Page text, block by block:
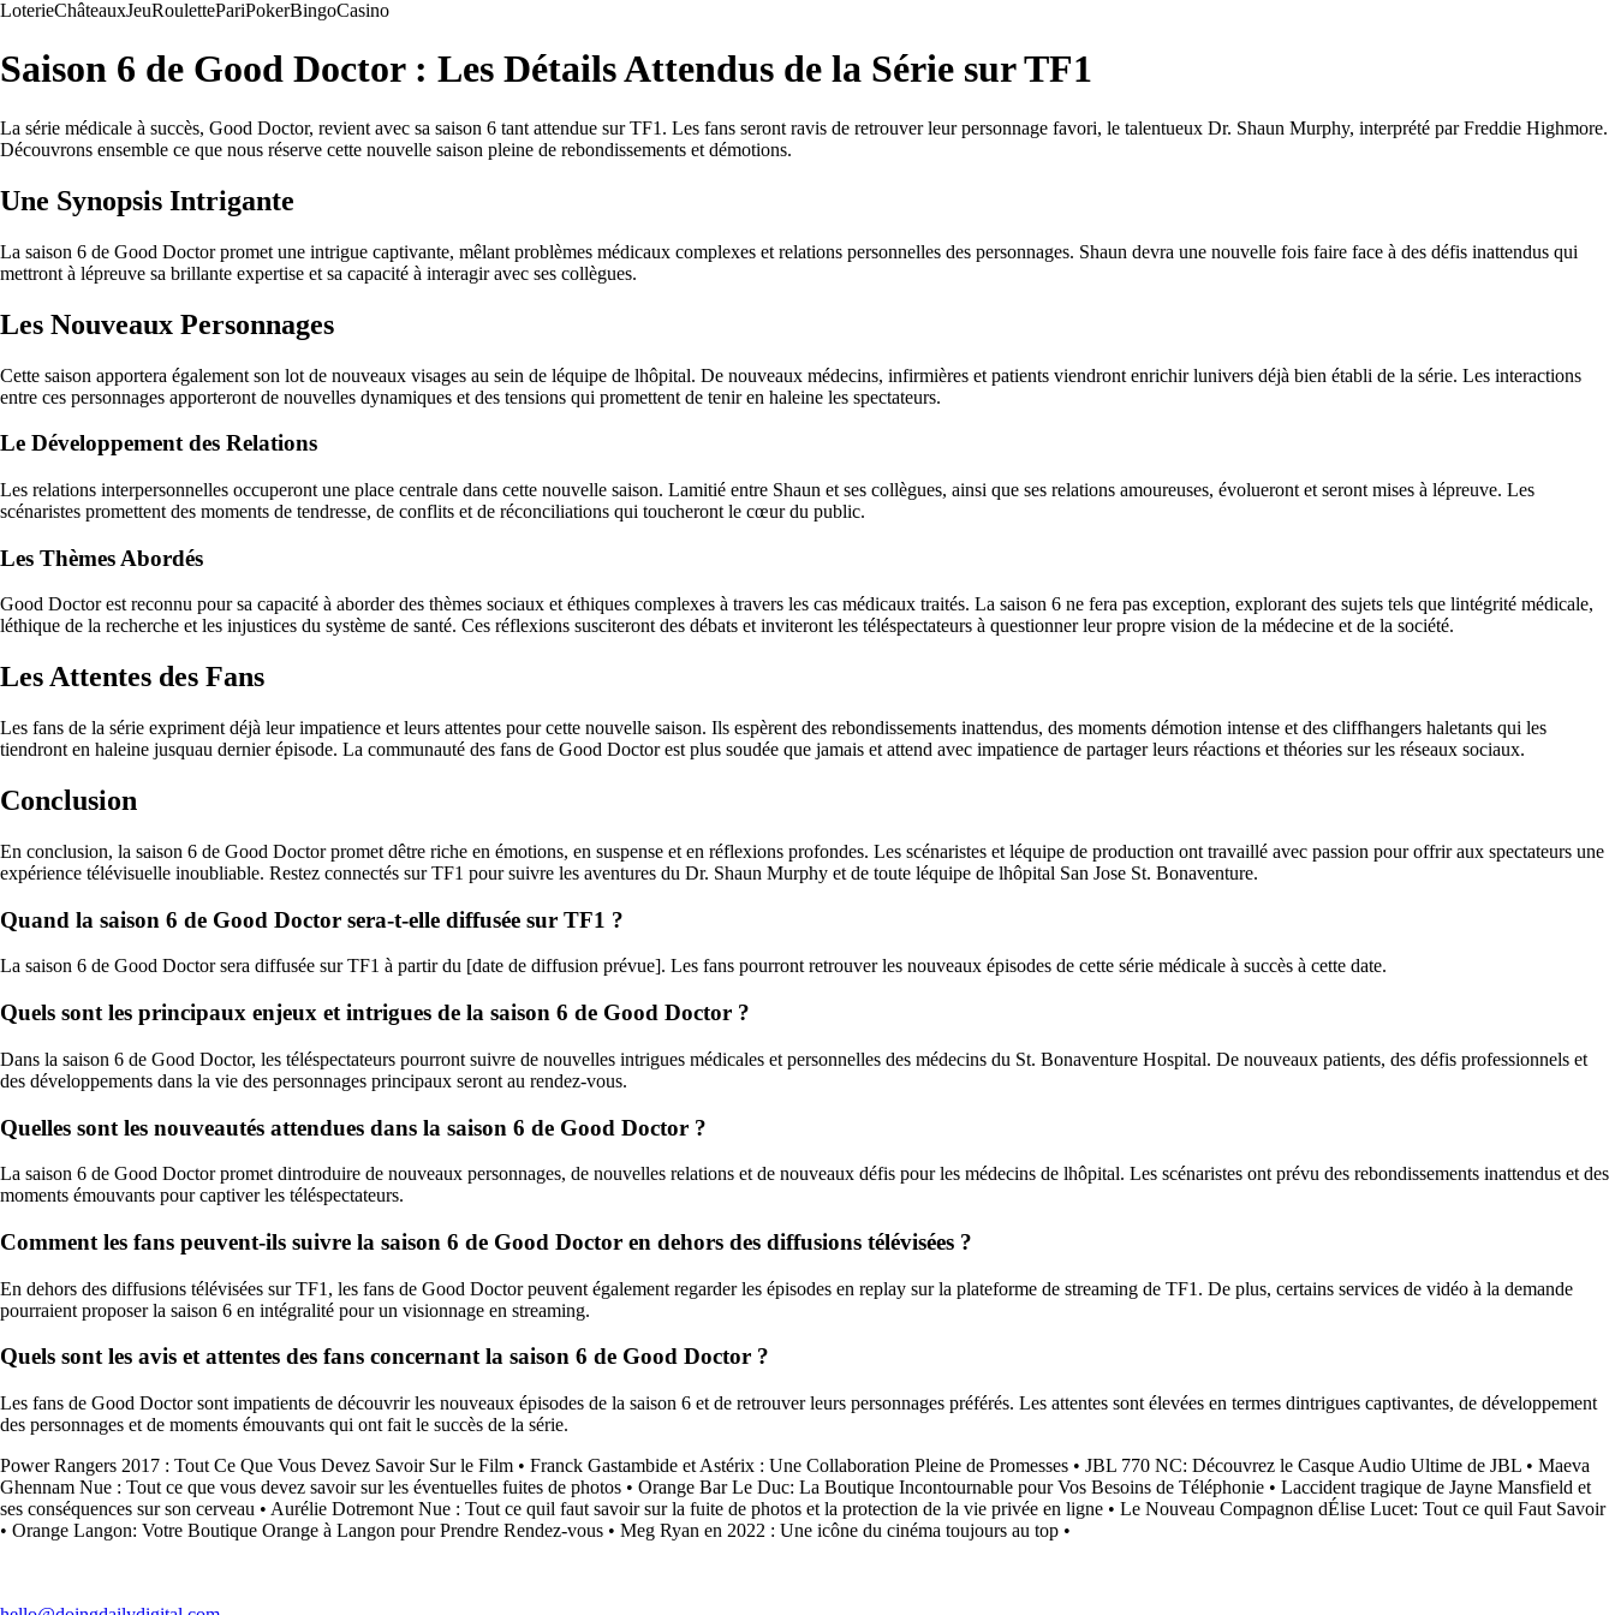
LoterieChâteauxJeuRoulettePariPokerBingoCasino
Saison 6 de Good Doctor : Les Détails Attendus de la Série sur TF1
La série médicale à succès, Good Doctor, revient avec sa saison 6 tant attendue sur TF1. Les fans seront ravis de retrouver leur personnage favori, le talentueux Dr. Shaun Murphy, interprété par Freddie Highmore.
Découvrons ensemble ce que nous réserve cette nouvelle saison pleine de rebondissements et démotions.
Une Synopsis Intrigante
La saison 6 de Good Doctor promet une intrigue captivante, mêlant problèmes médicaux complexes et relations personnelles des personnages. Shaun devra une nouvelle fois faire face à des défis inattendus qui
mettront à lépreuve sa brillante expertise et sa capacité à interagir avec ses collègues.
Les Nouveaux Personnages
Cette saison apportera également son lot de nouveaux visages au sein de léquipe de lhôpital. De nouveaux médecins, infirmières et patients viendront enrichir lunivers déjà bien établi de la série. Les interactions
entre ces personnages apporteront de nouvelles dynamiques et des tensions qui promettent de tenir en haleine les spectateurs.
Le Développement des Relations
Les relations interpersonnelles occuperont une place centrale dans cette nouvelle saison. Lamitié entre Shaun et ses collègues, ainsi que ses relations amoureuses, évolueront et seront mises à lépreuve. Les
scénaristes promettent des moments de tendresse, de conflits et de réconciliations qui toucheront le cœur du public.
Les Thèmes Abordés
Good Doctor est reconnu pour sa capacité à aborder des thèmes sociaux et éthiques complexes à travers les cas médicaux traités. La saison 6 ne fera pas exception, explorant des sujets tels que lintégrité médicale,
léthique de la recherche et les injustices du système de santé. Ces réflexions susciteront des débats et inviteront les téléspectateurs à questionner leur propre vision de la médecine et de la société.
Les Attentes des Fans
Les fans de la série expriment déjà leur impatience et leurs attentes pour cette nouvelle saison. Ils espèrent des rebondissements inattendus, des moments démotion intense et des cliffhangers haletants qui les
tiendront en haleine jusquau dernier épisode. La communauté des fans de Good Doctor est plus soudée que jamais et attend avec impatience de partager leurs réactions et théories sur les réseaux sociaux.
Conclusion
En conclusion, la saison 6 de Good Doctor promet dêtre riche en émotions, en suspense et en réflexions profondes. Les scénaristes et léquipe de production ont travaillé avec passion pour offrir aux spectateurs une
expérience télévisuelle inoubliable. Restez connectés sur TF1 pour suivre les aventures du Dr. Shaun Murphy et de toute léquipe de lhôpital San Jose St. Bonaventure.
Quand la saison 6 de Good Doctor sera-t-elle diffusée sur TF1 ?
La saison 6 de Good Doctor sera diffusée sur TF1 à partir du [date de diffusion prévue]. Les fans pourront retrouver les nouveaux épisodes de cette série médicale à succès à cette date.
Quels sont les principaux enjeux et intrigues de la saison 6 de Good Doctor ?
Dans la saison 6 de Good Doctor, les téléspectateurs pourront suivre de nouvelles intrigues médicales et personnelles des médecins du St. Bonaventure Hospital. De nouveaux patients, des défis professionnels et
des développements dans la vie des personnages principaux seront au rendez-vous.
Quelles sont les nouveautés attendues dans la saison 6 de Good Doctor ?
La saison 6 de Good Doctor promet dintroduire de nouveaux personnages, de nouvelles relations et de nouveaux défis pour les médecins de lhôpital. Les scénaristes ont prévu des rebondissements inattendus et des
moments émouvants pour captiver les téléspectateurs.
Comment les fans peuvent-ils suivre la saison 6 de Good Doctor en dehors des diffusions télévisées ?
En dehors des diffusions télévisées sur TF1, les fans de Good Doctor peuvent également regarder les épisodes en replay sur la plateforme de streaming de TF1. De plus, certains services de vidéo à la demande
pourraient proposer la saison 6 en intégralité pour un visionnage en streaming.
Quels sont les avis et attentes des fans concernant la saison 6 de Good Doctor ?
Les fans de Good Doctor sont impatients de découvrir les nouveaux épisodes de la saison 6 et de retrouver leurs personnages préférés. Les attentes sont élevées en termes dintrigues captivantes, de développement
des personnages et de moments émouvants qui ont fait le succès de la série.
Power Rangers 2017 : Tout Ce Que Vous Devez Savoir Sur le Film • Franck Gastambide et Astérix : Une Collaboration Pleine de Promesses • JBL 770 NC: Découvrez le Casque Audio Ultime de JBL • Maeva
Ghennam Nue : Tout ce que vous devez savoir sur les éventuelles fuites de photos • Orange Bar Le Duc: La Boutique Incontournable pour Vos Besoins de Téléphonie • Laccident tragique de Jayne Mansfield et
ses conséquences sur son cerveau • Aurélie Dotremont Nue : Tout ce quil faut savoir sur la fuite de photos et la protection de la vie privée en ligne • Le Nouveau Compagnon dÉlise Lucet: Tout ce quil Faut Savoir
• Orange Langon: Votre Boutique Orange à Langon pour Prendre Rendez-vous • Meg Ryan en 2022 : Une icône du cinéma toujours au top •